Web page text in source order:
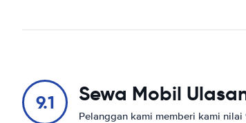
9.1 Sewa Mobil
Pelanggan kami memberi kami nilai